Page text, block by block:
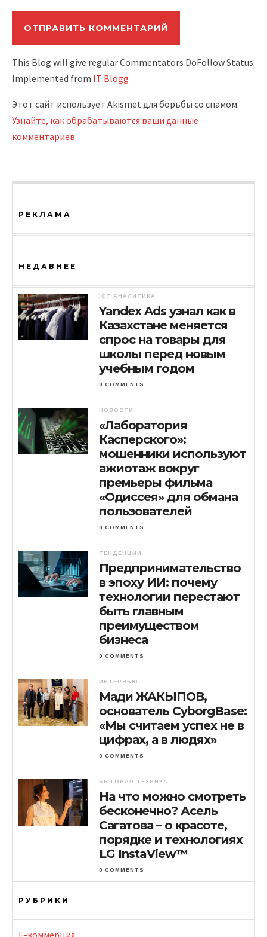
This Blog will give regular Commentators DoFollow Status.
Implemented from IT Blögg
Этот сайт использует Akismet для борьбы со спамом.
Узнайте, как обрабатываются ваши данные
комментариев.
РЕКЛАМА
НЕДАВНЕЕ
ICT АНАЛИТИКА
Yandex Ads узнал как в
Казахстане меняется
спрос на товары для
школы перед новым
учебным годом
0 COMMENTS
НОВОСТИ
«Лаборатория
Касперского»:
мошенники используют
ажиотаж вокруг
премьеры фильма
«Одиссея» для обмана
пользователей
0 COMMENTS
ТЕНДЕНЦИИ
Предпринимательство
в эпоху ИИ: почему
технологии перестают
быть главным
преимуществом
бизнеса
0 COMMENTS
ИНТЕРВЬЮ
Мади ЖАКЫПОВ,
основатель CyborgBase:
«Мы считаем успех не в
цифрах, а в людях»
0 COMMENTS
БЫТОВАЯ ТЕХНИКА
На что можно смотреть
бесконечно? Асель
Сагатова – о красоте,
порядке и технологиях
LG InstaView™
0 COMMENTS
РУБРИКИ